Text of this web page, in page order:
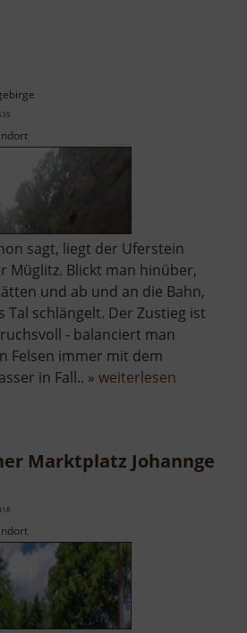
sagt, liegt der Uferstein
Müglitz. Blickt man hinüber,
und ab und an die Bahn,
Tal schlängelt. Der Zustieg ist
- balanciert man
Felsen immer mit dem
in Fall.. » weiterlesen
Marktplatz